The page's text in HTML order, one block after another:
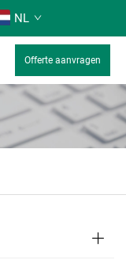
NL
Offerte aanvragen